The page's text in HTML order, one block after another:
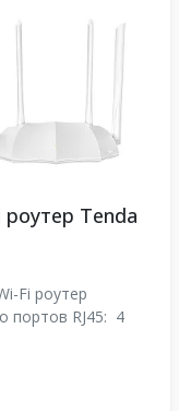
роутер Tenda
Fi роутер
портов RJ45: 4